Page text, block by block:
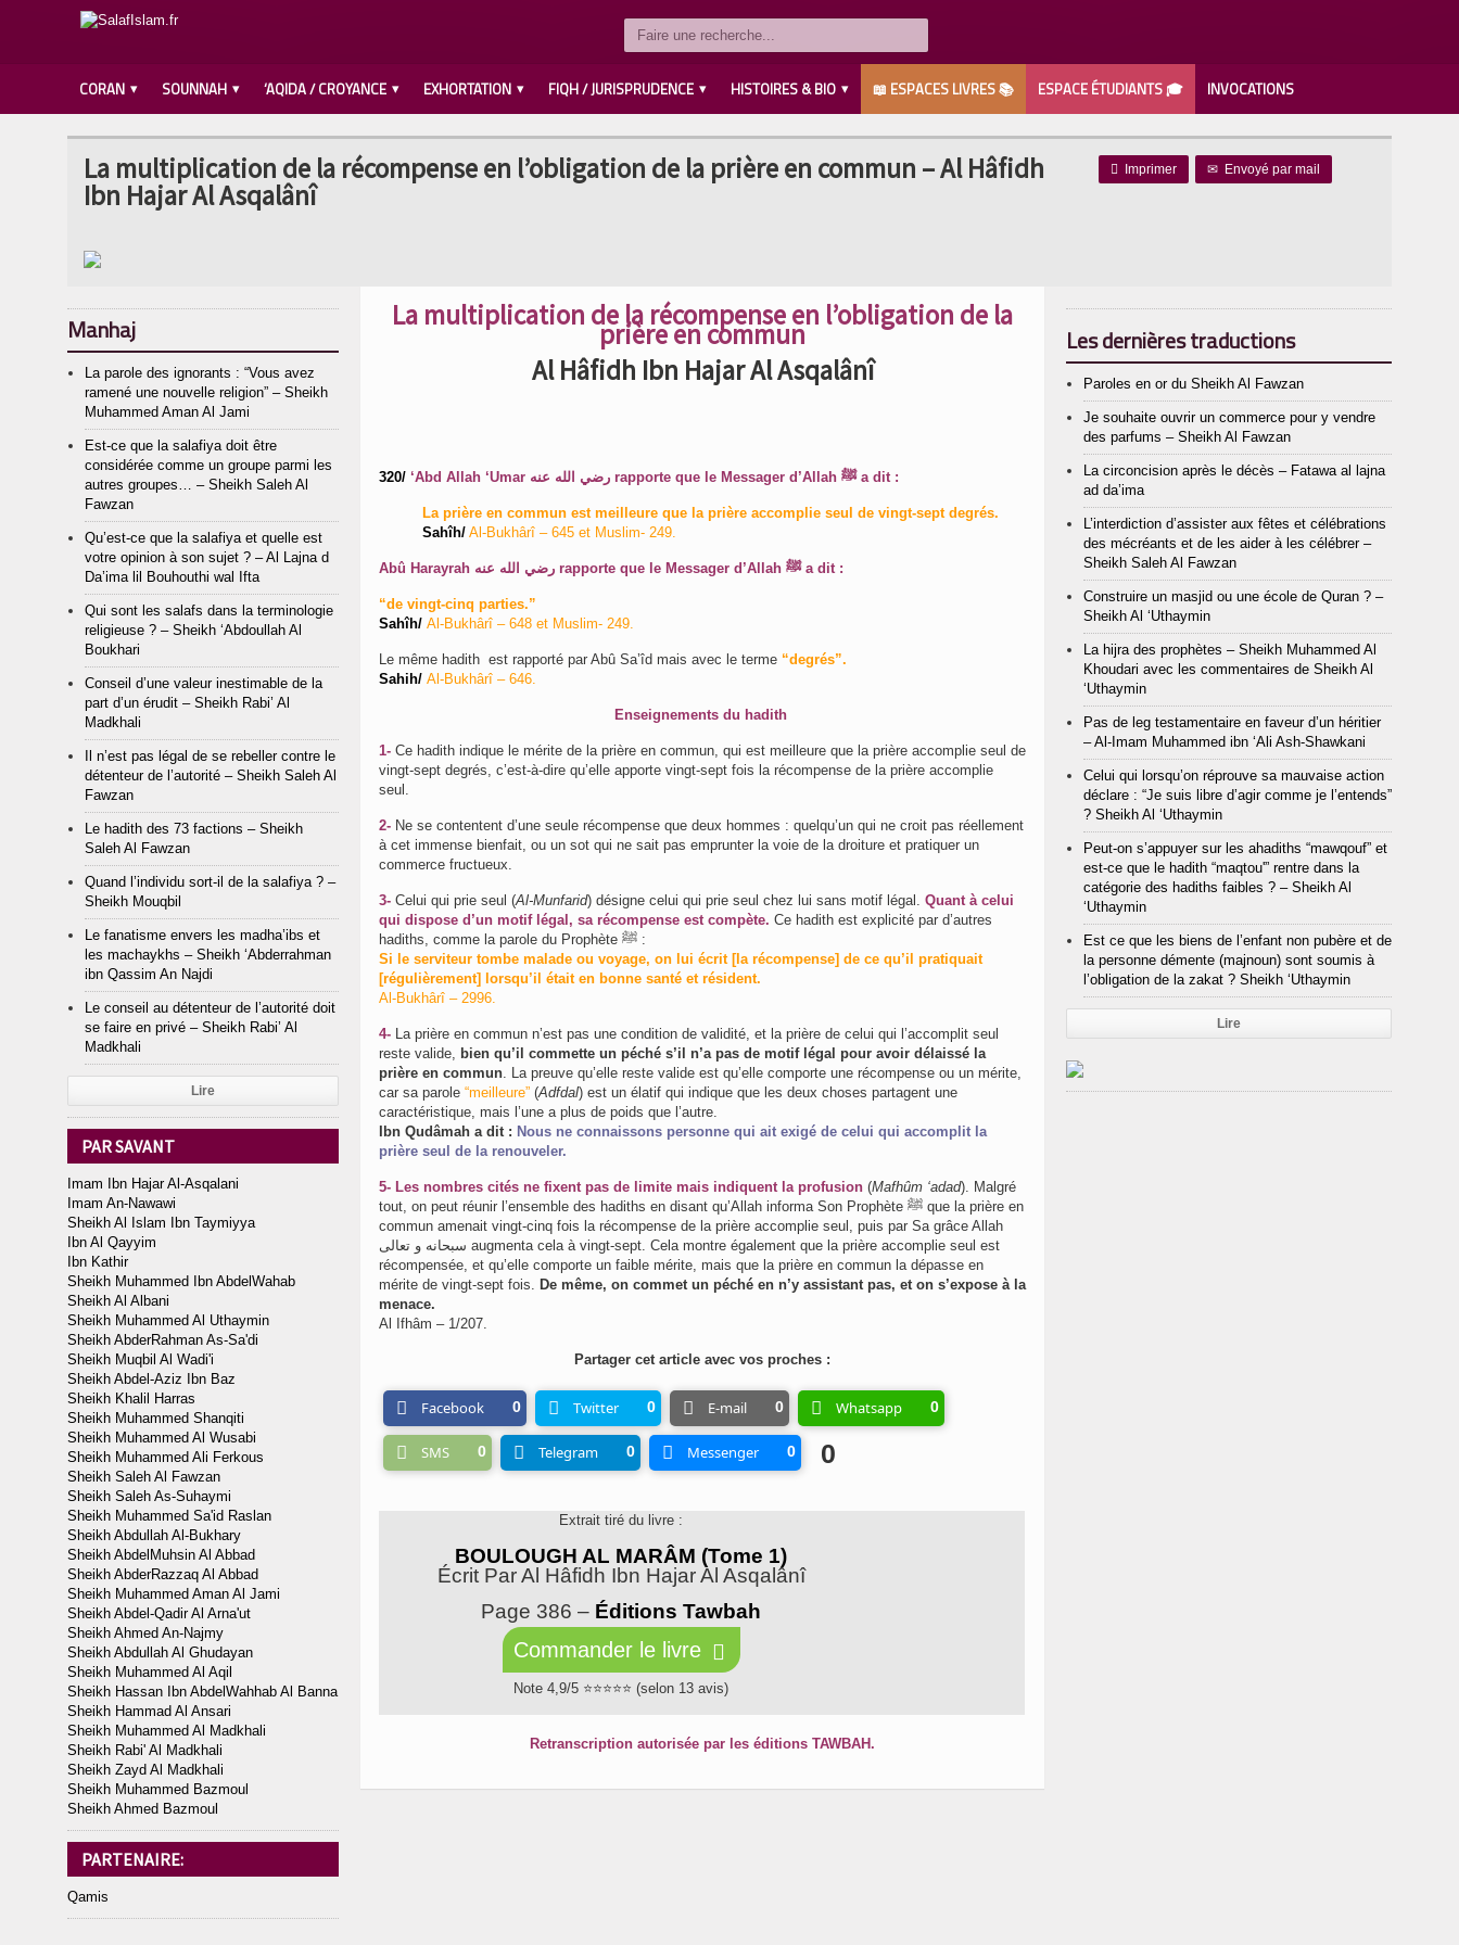
CORAN SOUNNAH ‘AQIDA / CROYANCE EXHORTATION FIQH / JURISPRUDENCE HISTOIRES & BIO 📖 ESPACES LIVRES 📚 ESPACE ÉTUDIANTS 🎓 INVOCATIONS
 Imprimer ✉ Envoyé par mail
La multiplication de la récompense en l’obligation de la prière en commun – Al Hâfidh
Ibn Hajar Al Asqalânî
La multiplication de la récompense en l’obligation de la
prière en commun
Al Hâfidh Ibn Hajar Al Asqalânî
320/ ‘Abd Allah ‘Umar ﺭﺿﻲ ﺍﻟﻠﻪ ﻋﻨﻪ rapporte que le Messager d’Allah ﷺ a dit :
La prière en commun est meilleure que la prière accomplie seul de vingt-sept degrés.
Sahîh/ Al-Bukhârî – 645 et Muslim- 249.
Abû Harayrah ﺭﺿﻲ ﺍﻟﻠﻪ ﻋﻨﻪ rapporte que le Messager d’Allah ﷺ a dit :
“de vingt-cinq parties.”
Sahîh/ Al-Bukhârî – 648 et Muslim- 249.
Le même hadith est rapporté par Abû Sa’îd mais avec le terme “degrés”.
Sahih/ Al-Bukhârî – 646.
Enseignements du hadith
1- Ce hadith indique le mérite de la prière en commun, qui est meilleure que la prière accomplie seul de
vingt-sept degrés, c’est-à-dire qu’elle apporte vingt-sept fois la récompense de la prière accomplie
seul.
2- Ne se contentent d’une seule récompense que deux hommes : quelqu’un qui ne croit pas réellement
à cet immense bienfait, ou un sot qui ne sait pas emprunter la voie de la droiture et pratiquer un
commerce fructueux.
3- Celui qui prie seul (Al-Munfarid) désigne celui qui prie seul chez lui sans motif légal. Quant à celui
qui dispose d’un motif légal, sa récompense est compète. Ce hadith est explicité par d’autres
hadiths, comme la parole du Prophète ﷺ :
Si le serviteur tombe malade ou voyage, on lui écrit [la récompense] de ce qu’il pratiquait
[régulièrement] lorsqu’il était en bonne santé et résident.
Al-Bukhârî – 2996.
4- La prière en commun n’est pas une condition de validité, et la prière de celui qui l’accomplit seul
reste valide, bien qu’il commette un péché s’il n’a pas de motif légal pour avoir délaissé la
prière en commun. La preuve qu’elle reste valide est qu’elle comporte une récompense ou un mérite,
car sa parole “meilleure” (Adfdal) est un élatif qui indique que les deux choses partagent une
caractéristique, mais l’une a plus de poids que l’autre.
Ibn Qudâmah a dit : Nous ne connaissons personne qui ait exigé de celui qui accomplit la
prière seul de la renouveler.
5- Les nombres cités ne fixent pas de limite mais indiquent la profusion (Mafhûm ‘adad). Malgré
tout, on peut réunir l’ensemble des hadiths en disant qu’Allah informa Son Prophète ﷺ que la prière en
commun amenait vingt-cinq fois la récompense de la prière accomplie seul, puis par Sa grâce Allah
سبحانه و تعالى augmenta cela à vingt-sept. Cela montre également que la prière accomplie seul est
récompensée, et qu’elle comporte un faible mérite, mais que la prière en commun la dépasse en
mérite de vingt-sept fois. De même, on commet un péché en n’y assistant pas, et on s’expose à la
menace.
Al Ifhâm – 1/207.
Partager cet article avec vos proches :
Facebook 0 Twitter 0 E-mail 0 Whatsapp 0
SMS 0 Telegram 0 Messenger 0 0
Extrait tiré du livre :
BOULOUGH AL MARÂM (Tome 1)
Écrit Par Al Hâfidh Ibn Hajar Al Asqalânî
Page 386 – Éditions Tawbah
Commander le livre
Note 4,9/5 ⭐⭐⭐⭐⭐ (selon 13 avis)
Retranscription autorisée par les éditions TAWBAH.
Manhaj
La parole des ignorants : “Vous avez
ramené une nouvelle religion” – Sheikh
Muhammed Aman Al Jami
Est-ce que la salafiya doit être
considérée comme un groupe parmi les
autres groupes… – Sheikh Saleh Al
Fawzan
Qu’est-ce que la salafiya et quelle est
votre opinion à son sujet ? – Al Lajna d
Da’ima lil Bouhouthi wal Ifta
Qui sont les salafs dans la terminologie
religieuse ? – Sheikh ‘Abdoullah Al
Boukhari
Conseil d’une valeur inestimable de la
part d’un érudit – Sheikh Rabi’ Al
Madkhali
Il n’est pas légal de se rebeller contre le
détenteur de l’autorité – Sheikh Saleh Al
Fawzan
Le hadith des 73 factions – Sheikh
Saleh Al Fawzan
Quand l’individu sort-il de la salafiya ? –
Sheikh Mouqbil
Le fanatisme envers les madha’ibs et
les machaykhs – Sheikh ‘Abderrahman
ibn Qassim An Najdi
Le conseil au détenteur de l’autorité doit
se faire en privé – Sheikh Rabi’ Al
Madkhali
Lire
PAR SAVANT
Imam Ibn Hajar Al-Asqalani
Imam An-Nawawi
Sheikh Al Islam Ibn Taymiyya
Ibn Al Qayyim
Ibn Kathir
Sheikh Muhammed Ibn AbdelWahab
Sheikh Al Albani
Sheikh Muhammed Al Uthaymin
Sheikh AbderRahman As-Sa'di
Sheikh Muqbil Al Wadi'i
Sheikh Abdel-Aziz Ibn Baz
Sheikh Khalil Harras
Sheikh Muhammed Shanqiti
Sheikh Muhammed Al Wusabi
Sheikh Muhammed Ali Ferkous
Sheikh Saleh Al Fawzan
Sheikh Saleh As-Suhaymi
Sheikh Muhammed Sa'id Raslan
Sheikh Abdullah Al-Bukhary
Sheikh AbdelMuhsin Al Abbad
Sheikh AbderRazzaq Al Abbad
Sheikh Muhammed Aman Al Jami
Sheikh Abdel-Qadir Al Arna'ut
Sheikh Ahmed An-Najmy
Sheikh Abdullah Al Ghudayan
Sheikh Muhammed Al Aqil
Sheikh Hassan Ibn AbdelWahhab Al Banna
Sheikh Hammad Al Ansari
Sheikh Muhammed Al Madkhali
Sheikh Rabi' Al Madkhali
Sheikh Zayd Al Madkhali
Sheikh Muhammed Bazmoul
Sheikh Ahmed Bazmoul
PARTENAIRE:
Qamis
Les dernières traductions
Paroles en or du Sheikh Al Fawzan
Je souhaite ouvrir un commerce pour y vendre
des parfums – Sheikh Al Fawzan
La circoncision après le décès – Fatawa al lajna
ad da’ima
L’interdiction d’assister aux fêtes et célébrations
des mécréants et de les aider à les célébrer –
Sheikh Saleh Al Fawzan
Construire un masjid ou une école de Quran ? –
Sheikh Al ‘Uthaymin
La hijra des prophètes – Sheikh Muhammed Al
Khoudari avec les commentaires de Sheikh Al
‘Uthaymin
Pas de leg testamentaire en faveur d’un héritier
– Al-Imam Muhammed ibn ‘Ali Ash-Shawkani
Celui qui lorsqu’on réprouve sa mauvaise action
déclare : “Je suis libre d’agir comme je l’entends”
? Sheikh Al ‘Uthaymin
Peut-on s’appuyer sur les ahadiths “mawqouf” et
est-ce que le hadith “maqtou'” rentre dans la
catégorie des hadiths faibles ? – Sheikh Al
‘Uthaymin
Est ce que les biens de l’enfant non pubère et de
la personne démente (majnoun) sont soumis à
l’obligation de la zakat ? Sheikh ‘Uthaymin
Lire